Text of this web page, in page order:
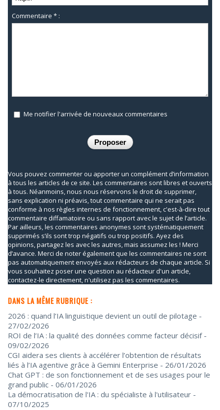
Commentaire * :
Me notifier l'arrivée de nouveaux commentaires
Vous pouvez commenter ou apporter un complément d’information
à tous les articles de ce site. Les commentaires sont libres et ouverts
à tous. Néanmoins, nous nous réservons le droit de supprimer,
sans explication ni préavis, tout commentaire qui ne serait pas
conforme à nos règles internes de fonctionnement, c'est-à-dire tout
commentaire diffamatoire ou sans rapport avec le sujet de l’article.
Par ailleurs, les commentaires anonymes sont systématiquement
supprimés s’ils sont trop négatifs ou trop positifs. Ayez des
opinions, partagez les avec les autres, mais assumez les ! Merci
d’avance. Merci de noter également que les commentaires ne sont
pas automatiquement envoyés aux rédacteurs de chaque article. Si
vous souhaitez poser une question au rédacteur d'un article,
contactez-le directement, n'utilisez pas les commentaires.
DANS LA MÊME RUBRIQUE :
2026 : quand l’IA linguistique devient un outil de pilotage -
27/02/2026
ROI de l’IA : la qualité des données comme facteur décisif -
09/02/2026
CGI aidera ses clients à accélérer l’obtention de résultats
liés à l’IA agentive grâce à Gemini Enterprise - 26/01/2026
Chat GPT : de son fonctionnement et de ses usages pour le
grand public - 06/01/2026
La démocratisation de l'IA : du spécialiste à l'utilisateur -
07/10/2025